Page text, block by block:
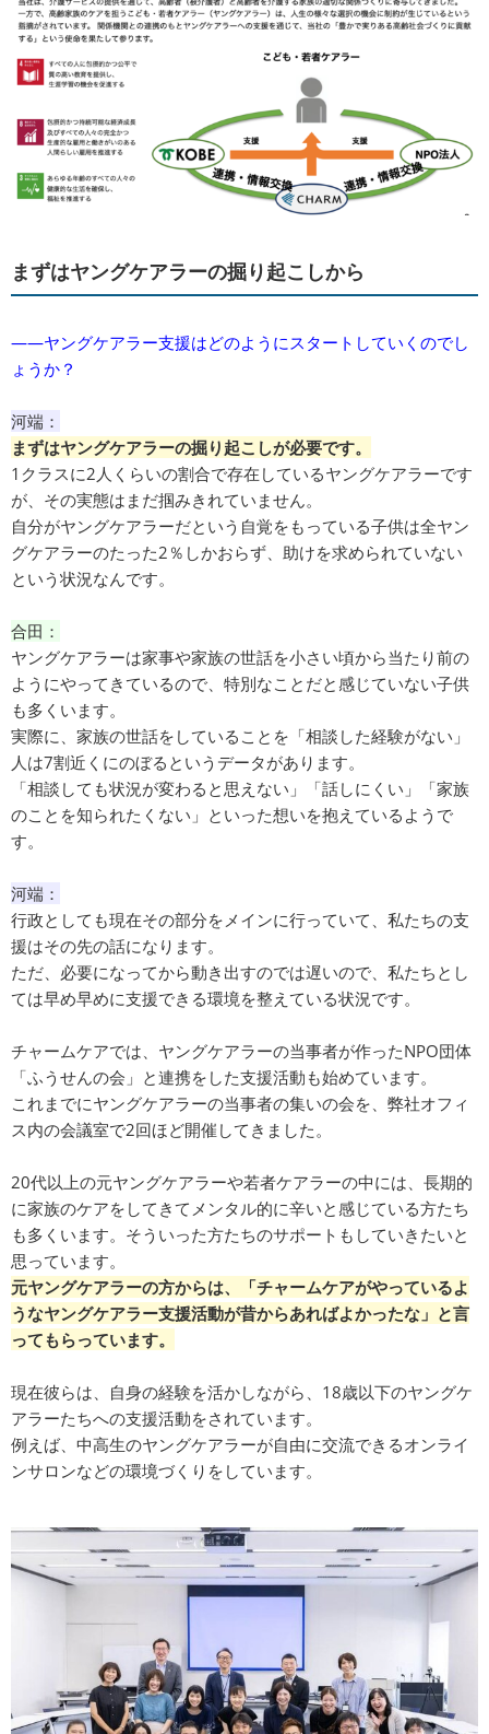
まずはヤングケアラーの掘り起こしから
――ヤングケアラー支援はどのようにスタートしていくのでし
ょうか？
河端：
まずはヤングケアラーの掘り起こしが必要です。
1クラスに2人くらいの割合で存在しているヤングケアラーです
が、その実態はまだ掴みきれていません。
自分がヤングケアラーだという自覚をもっている子供は全ヤン
グケアラーのたった2％しかおらず、助けを求められていない
という状況なんです。
合田：
ヤングケアラーは家事や家族の世話を小さい頃から当たり前の
ようにやってきているので、特別なことだと感じていない子供
も多くいます。
実際に、家族の世話をしていることを「相談した経験がない」
人は7割近くにのぼるというデータがあります。
「相談しても状況が変わると思えない」「話しにくい」「家族
のことを知られたくない」といった想いを抱えているようで
す。
河端：
行政としても現在その部分をメインに行っていて、私たちの支
援はその先の話になります。
ただ、必要になってから動き出すのでは遅いので、私たちとし
ては早め早めに支援できる環境を整えている状況です。
チャームケアでは、ヤングケアラーの当事者が作ったNPO団体
「ふうせんの会」と連携をした支援活動も始めています。
これまでにヤングケアラーの当事者の集いの会を、弊社オフィ
ス内の会議室で2回ほど開催してきました。
20代以上の元ヤングケアラーや若者ケアラーの中には、長期的
に家族のケアをしてきてメンタル的に辛いと感じている方たち
も多くいます。そういった方たちのサポートもしていきたいと
思っています。
元ヤングケアラーの方からは、
「チャームケアがやっているよ
うなヤングケアラー支援活動が昔からあればよかったな」と言
ってもらっています。
現在彼らは、自身の経験を活かしながら、18歳以下のヤングケ
アラーたちへの支援活動をされています。
例えば、中高生のヤングケアラーが自由に交流できるオンライ
ンサロンなどの環境づくりをしています。